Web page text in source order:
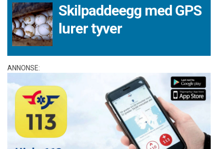
Skilpaddeegg med GPS
lurer tyver
ANNONSE: